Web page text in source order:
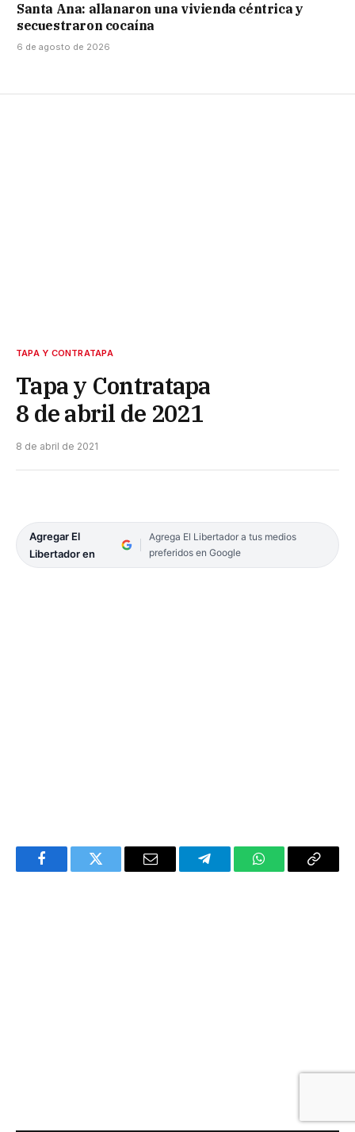
Santa Ana: allanaron una vivienda céntrica y
secuestraron cocaína
6 de agosto de 2026
TAPA Y CONTRATAPA
Tapa y Contratapa
8 de abril de 2021
8 de abril de 2021
Agregar El
Libertador en
Agrega El Libertador a tus medios
preferidos en Google
FacebookTwitter Email TelegramWhatsAppCopy